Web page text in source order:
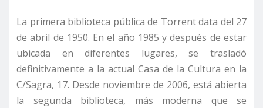
La primera biblioteca pública de Torrent data del 27
de abril de 1950. En el año 1985 y después de estar
ubicada en diferentes lugares, se trasladó
definitivamente a la actual Casa de la Cultura en la
C/Sagra, 17. Desde noviembre de 2006, está abierta
la segunda biblioteca, más moderna que se